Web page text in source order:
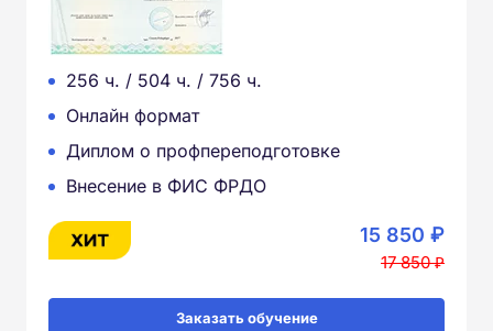
256 ч. / 504 ч. / 756 ч.
Онлайн формат
Диплом о профпереподготовке
Внесение в ФИС ФРДО
15 850 ₽
17 850 ₽
Заказать обучение